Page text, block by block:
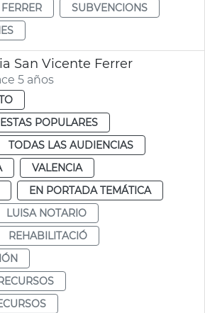
SUBVENCIONS
San Vicente Ferrer
5 años
POPULARES
TODAS LAS AUDIENCIAS
VALENCIA
EN PORTADA TEMÁTICA
LUISA NOTARIO
REHABILITACIÓ